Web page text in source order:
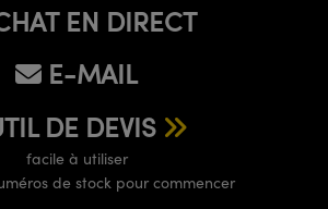
EN DIRECT
E-MAIL
DE DEVIS
facile à utiliser
de stock pour commencer